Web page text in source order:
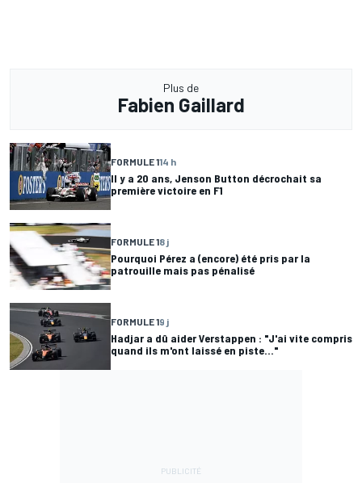
Plus de
Fabien Gaillard
FORMULE 114 h
Il y a 20 ans, Jenson Button décrochait sa
première victoire en F1
FORMULE 18 j
Pourquoi Pérez a (encore) été pris par la
patrouille mais pas pénalisé
FORMULE 19 j
Hadjar a dû aider Verstappen : "J'ai vite compris
quand ils m'ont laissé en piste..."